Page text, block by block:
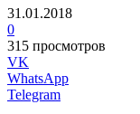
31.01.2018
0
315 просмотров
VK
WhatsApp
Telegram